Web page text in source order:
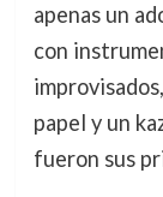
apenas un
con
papel y un
fueron sus